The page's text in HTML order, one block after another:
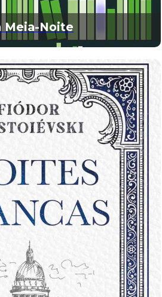
Meia-Noite